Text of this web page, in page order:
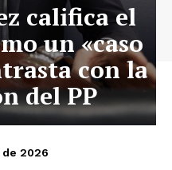
califica el
un «caso
con la
del PP
de 2026